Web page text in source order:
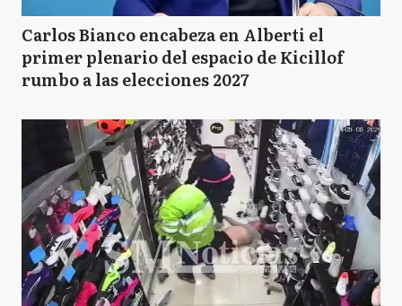
Carlos Bianco encabeza en Alberti el
primer plenario del espacio de Kicillof
rumbo a las elecciones 2027